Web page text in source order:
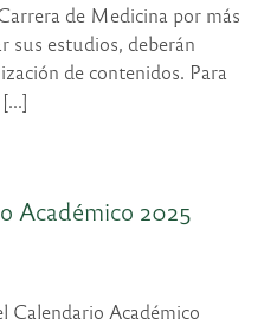
de Medicina por más
sus estudios, deberán
de contenidos. Para
Académico 2025
Calendario Académico